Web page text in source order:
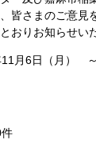
皆さまのご意見
おりお知らせい
月6日（月）